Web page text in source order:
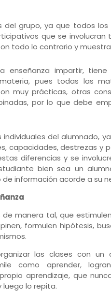
del grupo, ya que todos
que se
todo lo contrario y
enseñanza impartir,
pues todas las
muy prácticas, otras
por lo que debe
individuales del alumnado,
capacidades, destrezas y
diferencias y se
bien sea un
de información acorde a su
de manera tal, que
formulen hipótesis,
las clases con
como aprender,
aprendizaje, que
lo repita.